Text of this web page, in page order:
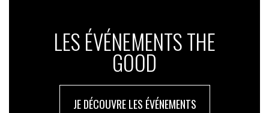
LES ÉVÉNEMENTS THE
GOOD
JE DÉCOUVRE LES ÉVÉNEMENTS